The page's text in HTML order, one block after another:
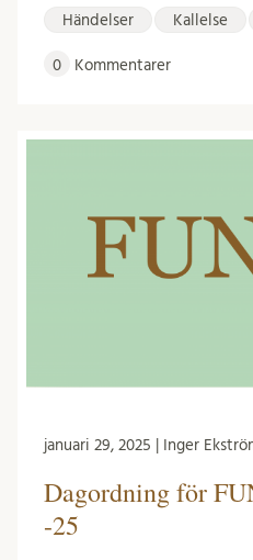
Händelser Kallelse
0 Kommentarer
januari 29, 2025 | Inger
Dagordning för
-25